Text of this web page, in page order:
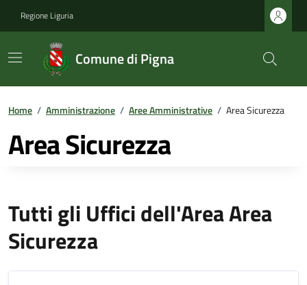
Regione Liguria
Comune di Pigna
Home / Amministrazione / Aree Amministrative / Area Sicurezza
Area Sicurezza
Tutti gli Uffici dell'Area Area
Sicurezza